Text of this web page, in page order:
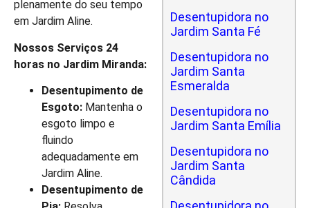
plenamente do seu tempo
em Jardim Aline.
Nossos Serviços 24
horas no Jardim Miranda:
Desentupimento de
Esgoto: Mantenha o
esgoto limpo e
fluindo
adequadamente em
Jardim Aline.
Desentupimento de
Desentupidora no
Jardim Santa Fé
Desentupidora no
Jardim Santa
Esmeralda
Desentupidora no
Jardim Santa Emília
Desentupidora no
Jardim Santa
Cândida